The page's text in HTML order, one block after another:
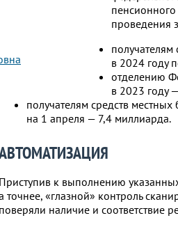
проведения
в 2024 году
отделению
в 2023 году
получателям средств
на 1 апреля — 7,4 миллиарда.
Приступив к выполнению
точнее, «глазной» контроль
поверяли наличие и соответствие